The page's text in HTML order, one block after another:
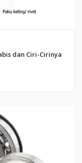
dan Ciri-Cirinya